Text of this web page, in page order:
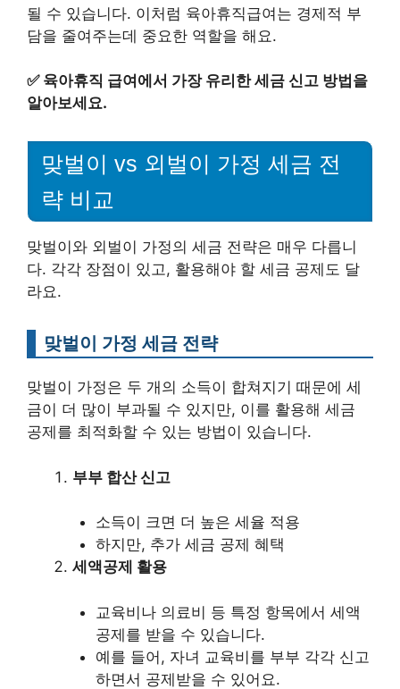
될 수 있습니다. 이처럼 육아휴직급여는 경제적 부
담을 줄여주는데 중요한 역할을 해요.
✅ 육아휴직 급여에서 가장 유리한 세금 신고 방법을
알아보세요.
맞벌이 vs 외벌이 가정 세금 전
략 비교
맞벌이와 외벌이 가정의 세금 전략은 매우 다릅니
다. 각각 장점이 있고, 활용해야 할 세금 공제도 달
라요.
맞벌이 가정 세금 전략
맞벌이 가정은 두 개의 소득이 합쳐지기 때문에 세
금이 더 많이 부과될 수 있지만, 이를 활용해 세금
공제를 최적화할 수 있는 방법이 있습니다.
부부 합산 신고
소득이 크면 더 높은 세율 적용
하지만, 추가 세금 공제 혜택
세액공제 활용
교육비나 의료비 등 특정 항목에서 세액
공제를 받을 수 있습니다.
예를 들어, 자녀 교육비를 부부 각각 신고
하면서 공제받을 수 있어요.